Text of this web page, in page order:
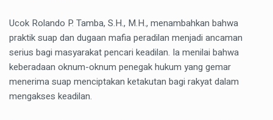
Ucok Rolando P. Tamba, S.H., M.H., menambahkan bahwa
praktik suap dan dugaan mafia peradilan menjadi ancaman
serius bagi masyarakat pencari keadilan. Ia menilai bahwa
keberadaan oknum-oknum penegak hukum yang gemar
menerima suap menciptakan ketakutan bagi rakyat dalam
mengakses keadilan.